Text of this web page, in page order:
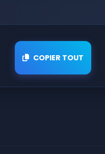
COPIER TOUT